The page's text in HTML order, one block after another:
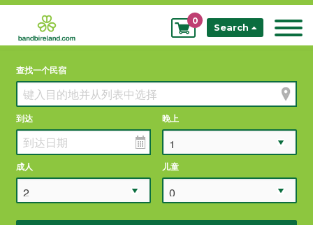
My
Bookings
0
Search
查找一个民宿
到达 晚上
成人 儿童